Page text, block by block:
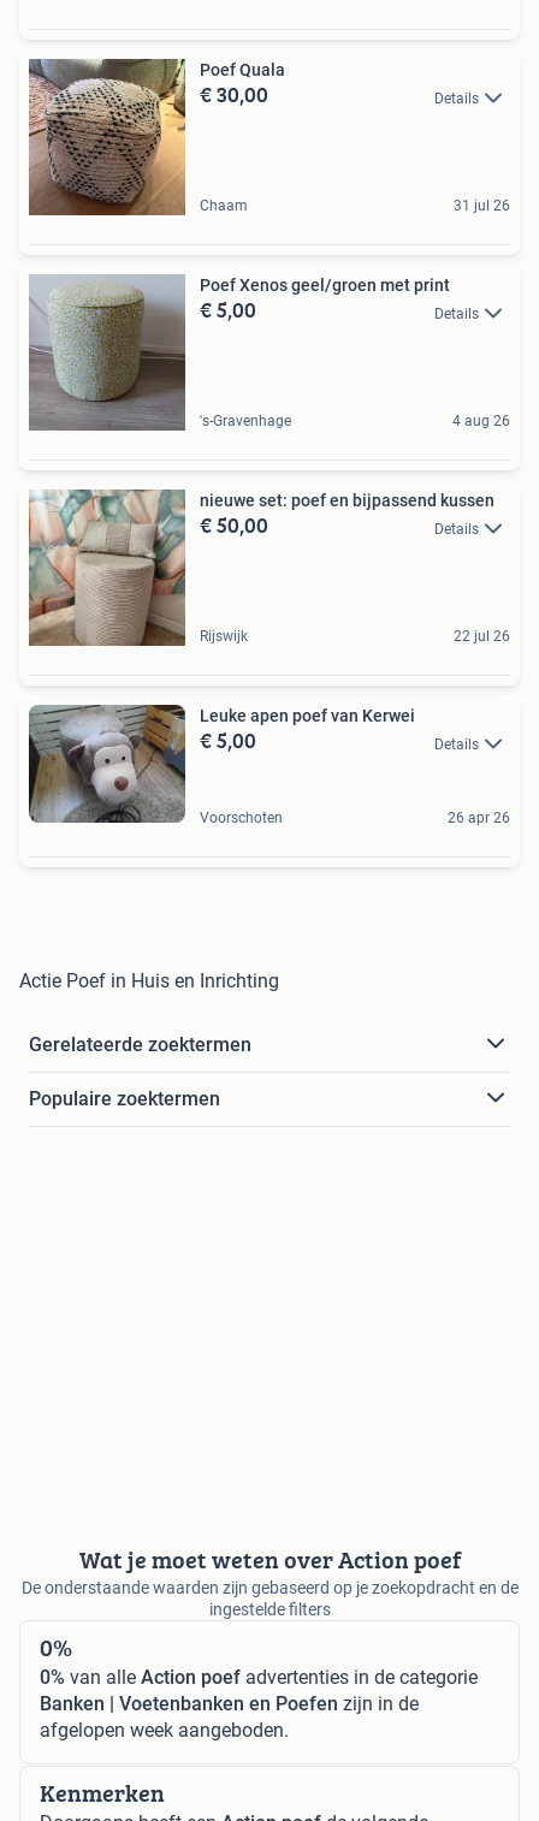
Poef Quala
€ 30,00 Details
Chaam 31 jul 26
Poef Xenos geel/groen met print
€ 5,00 Details
's-Gravenhage 4 aug 26
nieuwe set: poef en bijpassend kussen
€ 50,00 Details
Rijswijk 22 jul 26
Leuke apen poef van Kerwei
€ 5,00 Details
Voorschoten 26 apr 26
Actie Poef in Huis en Inrichting
Gerelateerde zoektermen
Populaire zoektermen
Wat je moet weten over Action poef
De onderstaande waarden zijn gebaseerd op je zoekopdracht en de
ingestelde filters
0%
0% van alle Action poef advertenties in de categorie
Banken | Voetenbanken en Poefen zijn in de
afgelopen week aangeboden.
Kenmerken